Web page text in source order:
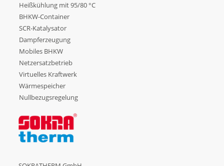
Heißkühlung mit 95/80 °C
BHKW-Container
SCR-Katalysator
Dampferzeugung
Mobiles BHKW
Netzersatzbetrieb
Virtuelles Kraftwerk
Wärmespeicher
Nullbezugsregelung